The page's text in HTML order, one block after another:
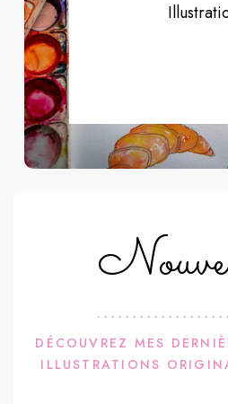
DÉCOUVREZ MES
ILLUSTRATIONS